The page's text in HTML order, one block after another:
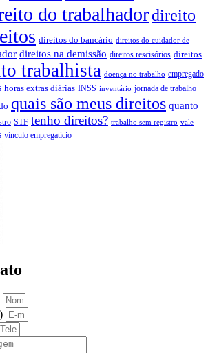
do trabalhadordireito
direitos do bancário direitos do cuidador de
direitos na demissão direitos rescisórios direitos
trabalhista doença no trabalho empregado
horas extras diárias INSS inventário jornada de trabalho
quais são meus direitos quanto
STF tenho direitos? trabalho sem registro vale
vínculo empregatício